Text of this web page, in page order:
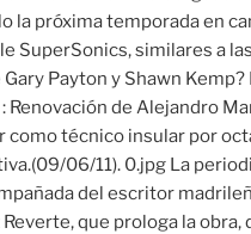
la próxima temporada en
SuperSonics, similares a
Payton y Shawn
Renovación de Alejandro
como técnico insular por
06/11). 0.jpg La
del escritor
que prologa la obra,